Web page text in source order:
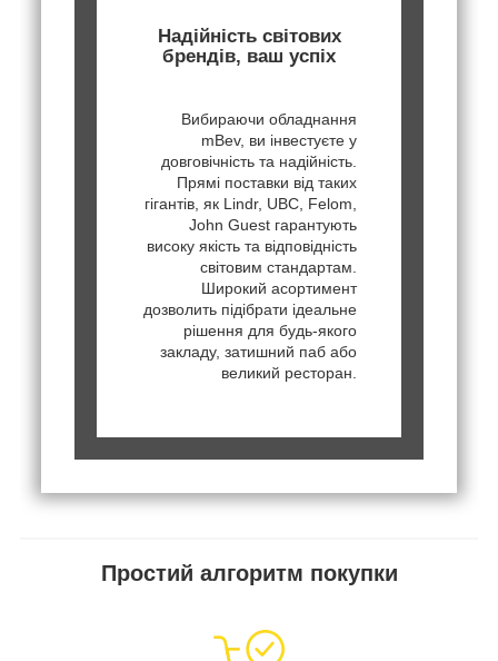
Надійність світових
брендів, ваш успіх
Вибираючи обладнання
mBev, ви інвестуєте у
довговічність та надійність.
Прямі поставки від таких
гігантів, як Lindr, UBC, Felom,
John Guest гарантують
високу якість та відповідність
світовим стандартам.
Широкий асортимент
дозволить підібрати ідеальне
рішення для будь-якого
закладу, затишний паб або
великий ресторан.
Простий алгоритм покупки